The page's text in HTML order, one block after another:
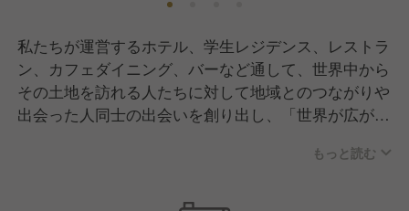
私たちが運営するホテル、学生レジデンス、レストラ
ン、カフェダイニング、バーなど通して、世界中から
その土地を訪れる人たちに対して地域とのつながりや
出会った人同士の出会いを創り出し、「世界が広が
もっと読む